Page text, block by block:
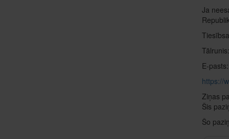
Ja
E-pasts:
https://
Ziņas
Šis
Šo